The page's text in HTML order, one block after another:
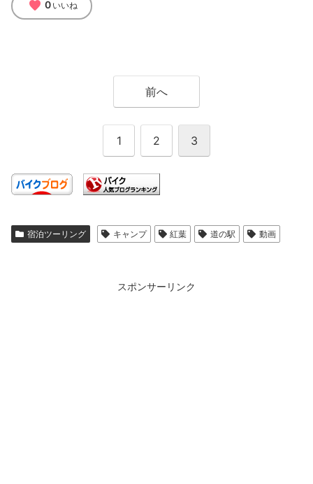
favorite 0 いいね
前へ
1 2 3
宿泊ツーリング キャンプ 紅葉 道の駅 動画
スポンサーリンク